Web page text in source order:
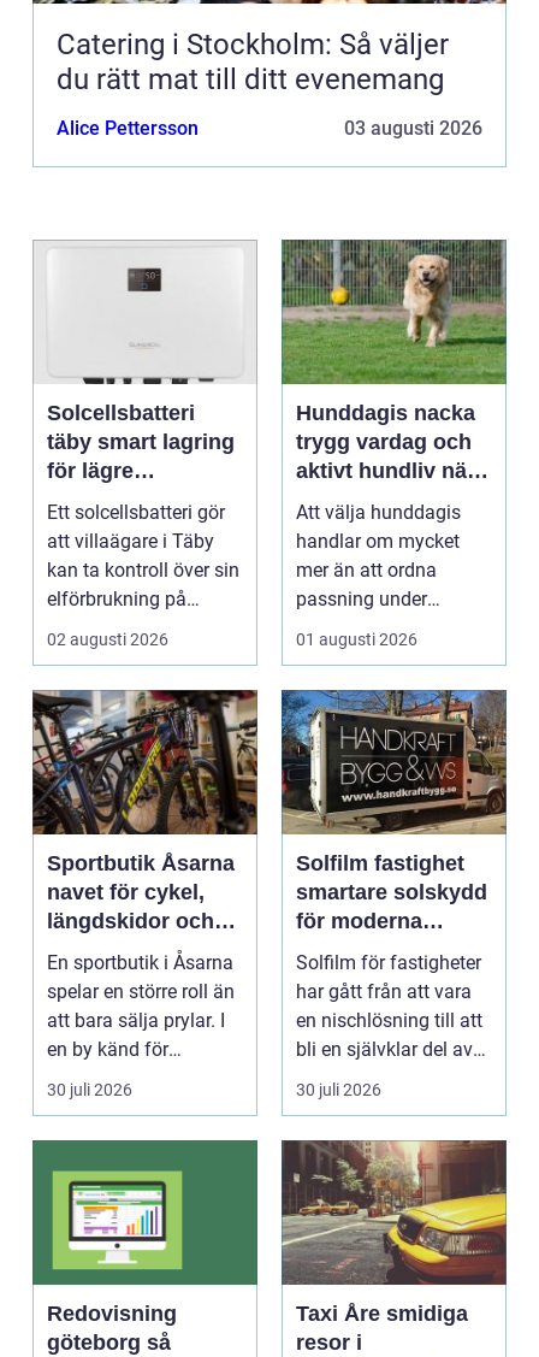
Catering i Stockholm: Så väljer
du rätt mat till ditt evenemang
Alice Pettersson 03 augusti 2026
Solcellsbatteri
täby smart lagring
för lägre
elkostnader året
runt
Ett solcellsbatteri gör
att villaägare i Täby
kan ta kontroll över sin
elförbrukning på
riktigt. Gen...
02 augusti 2026
Hunddagis nacka
trygg vardag och
aktivt hundliv nära
stan
Att välja hunddagis
handlar om mycket
mer än att ordna
passning under
arbetsdagen. För
många hundäga...
01 augusti 2026
Sportbutik Åsarna
navet för cykel,
längdskidor och
löpning i södra
jämtland
En sportbutik i Åsarna
spelar en större roll än
att bara sälja prylar. I
en by känd för
längdskidåkn...
30 juli 2026
Solfilm fastighet
smartare solskydd
för moderna
byggnader
Solfilm för fastigheter
har gått från att vara
en nischlösning till att
bli en självklar del av
mode...
30 juli 2026
Redovisning
göteborg så
Taxi Åre smidiga
resor i